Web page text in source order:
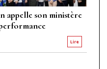
appelle son ministère
Lire